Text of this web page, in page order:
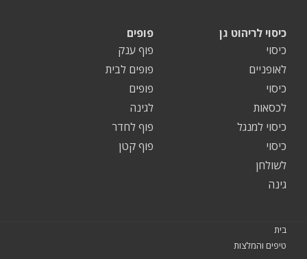
פופים
פוף ענק
פופים לבית
פופים
לגינה
פוף לחדר
פוף קטן
כיסוי לריהוט גן
כיסוי
לאופניים
כיסוי
לכסאות
כיסוי למנגל
כיסוי
לשולחן
גינה
בית
טיפים והמלצות